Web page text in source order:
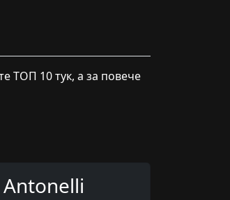
ТОП 10 тук, а за повече